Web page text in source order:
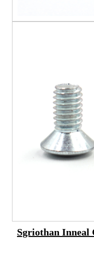
Sgriothan Inneal